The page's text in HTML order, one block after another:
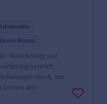
Remote
Versicherung und
durch, um
formen und